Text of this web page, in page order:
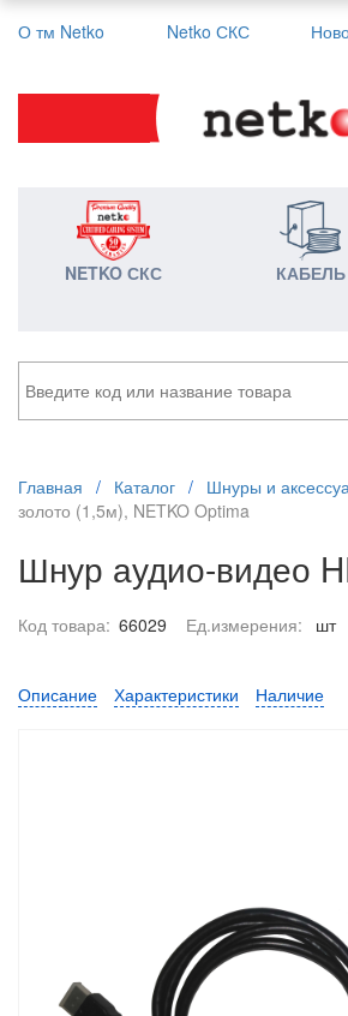
О тм Netko Netko СКС
NETKO СКС КАБЕЛЬ
Главная / Каталог / Шнуры и
золото (1,5м), NETKO Optima
Шнур аудио-видео
Код товара: 66029 Ед.измерения: шт
Описание Характеристики Наличие